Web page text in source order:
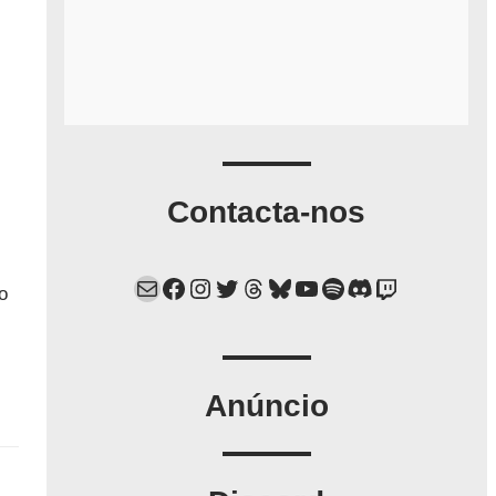
Contacta-nos
Mail Facebook Instagram Twitter Threads Bluesky YouTube Spotify Discord Twitch
Anúncio